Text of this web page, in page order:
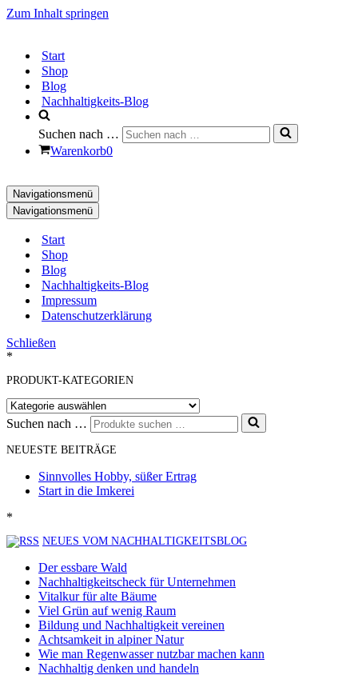
Zum Inhalt springen
Start
Shop
Blog
Nachhaltigkeits-Blog
Suchen nach …
Warenkorb0
Navigationsmenü
Navigationsmenü
Start
Shop
Blog
Nachhaltigkeits-Blog
Impressum
Datenschutzerklärung
Schließen
*
PRODUKT-KATEGORIEN
Suchen nach …
NEUESTE BEITRÄGE
Sinnvolles Hobby, süßer Ertrag
Start in die Imkerei
*
NEUES VOM NACHHALTIGKEITSBLOG
Der essbare Wald
Nachhaltigkeitscheck für Unternehmen
Vitalkur für alte Bäume
Viel Grün auf wenig Raum
Bildung und Nachhaltigkeit vereinen
Achtsamkeit in alpiner Natur
Wie man Regenwasser nutzbar machen kann
Nachhaltig denken und handeln